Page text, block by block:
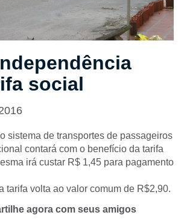
social
sistema de transportes de passageiros
contará com o benefício da tarifa
irá custar R$ 1,45 para pagamento
tarifa volta ao valor comum de R$2,90.
agora com seus amigos